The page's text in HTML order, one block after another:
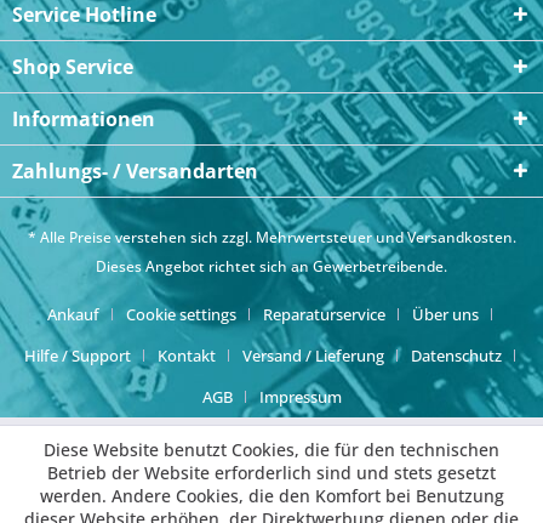
Service Hotline
Shop Service
Informationen
Zahlungs- / Versandarten
* Alle Preise verstehen sich zzgl. Mehrwertsteuer undVersandkosten.
Dieses Angebot richtet sich an Gewerbetreibende.
Ankauf Cookie settings Reparaturservice
Über uns
Hilfe / Support
Kontakt Versand / Lieferung
Datenschutz
AGB
Impressum
Diese Website benutzt Cookies, die für den technischen
Betrieb der Website erforderlich sind und stets gesetzt
werden. Andere Cookies, die den Komfort bei Benutzung